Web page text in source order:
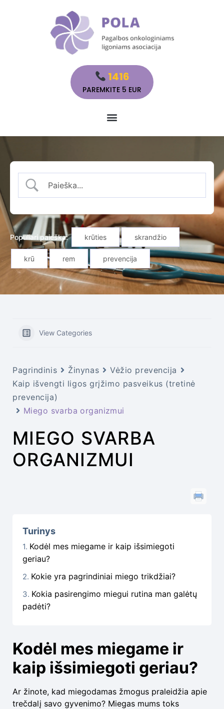
1416
PAREMKITE 5 EUR
Populiari paieška: krūties skrandžio
krū rem prevencija
View Categories
Pagrindinis Žinynas
Vėžio prevencija
Kaip išvengti ligos grįžimo pasveikus (tretinė
prevencija)
Miego svarba organizmui
MIEGO SVARBA
ORGANIZMUI
Turinys
Kodėl mes miegame ir kaip išsimiegoti
geriau?
Kokie yra pagrindiniai miego trikdžiai?
Kokia pasirengimo miegui rutina man galėtų
padėti?
Kodėl mes miegame ir
kaip išsimiegoti geriau?
Ar žinote, kad miegodamas žmogus praleidžia apie
trečdalį savo gyvenimo? Miegas mums toks